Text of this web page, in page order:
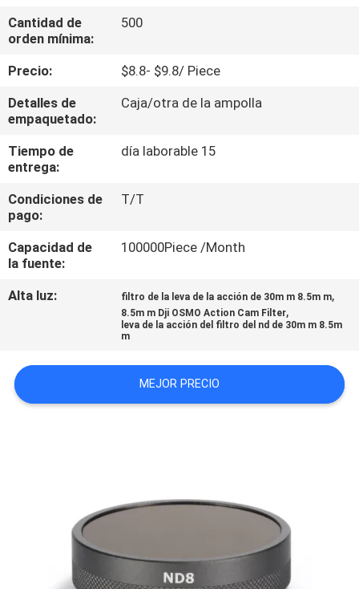
FÁBRICA
CONTROL
DE
CALIDAD
ÉNTRENOS
EN
CONTACTO
CON
CITA
PRIVACY
POLICY
Cantidad de
orden mínima:
500
Precio:
$8.8- $9.8/ Piece
Detalles de
empaquetado:
Caja/otra de la ampolla
Tiempo de
entrega:
día laborable 15
Condiciones de
pago:
T/T
Capacidad de
la fuente:
100000Piece /Month
Alta luz: filtro de la leva de la acción de 30m m 8.5m m,
8.5m m Dji OSMO Action Cam Filter,
leva de la acción del filtro del nd de 30m m 8.5m
m
MEJOR PRECIO